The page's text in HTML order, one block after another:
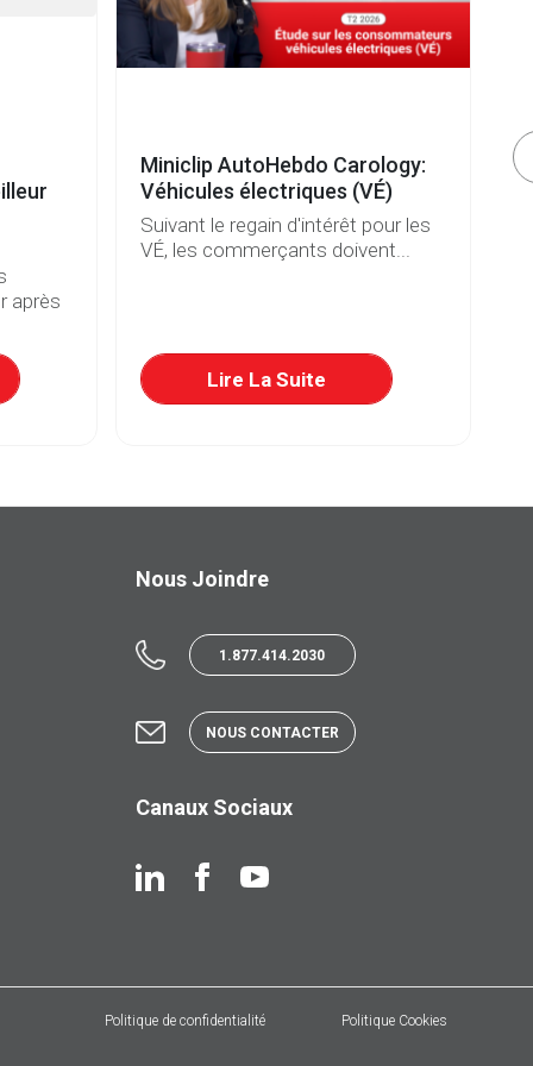
après
Miniclip AutoHebdo Carology:
Véhicules électriques (VÉ)
Suivant le regain d'intérêt pour les
VÉ, les commerçants doivent...
Lire La Suite
Nous Joindre
1.877.414.2030
NOUS CONTACTER
Canaux Sociaux
Politique de confidentialité Politique Cookies